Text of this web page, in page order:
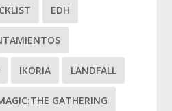
EDH
IKORIA LANDFALL
GATHERING